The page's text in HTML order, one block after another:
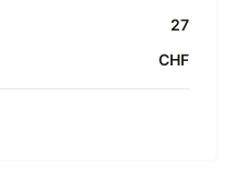
27
CHF